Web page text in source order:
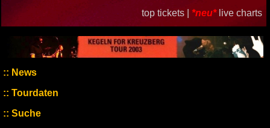
top tickets | *neu* live charts
News
Tourdaten
Suche